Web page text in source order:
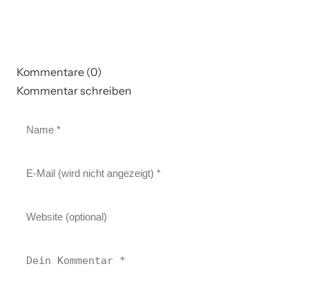
Kommentare (0)
Kommentar schreiben